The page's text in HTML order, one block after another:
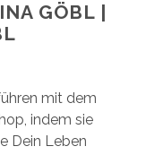
GÖBL |
mit dem
indem sie
Dein Leben